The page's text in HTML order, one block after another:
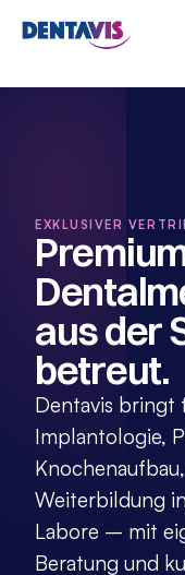
EXKLUSIVER
aus der
betreut.
Dentavis bringt
Implantologie,
Weiterbildung
Labore – mit
Beratung und